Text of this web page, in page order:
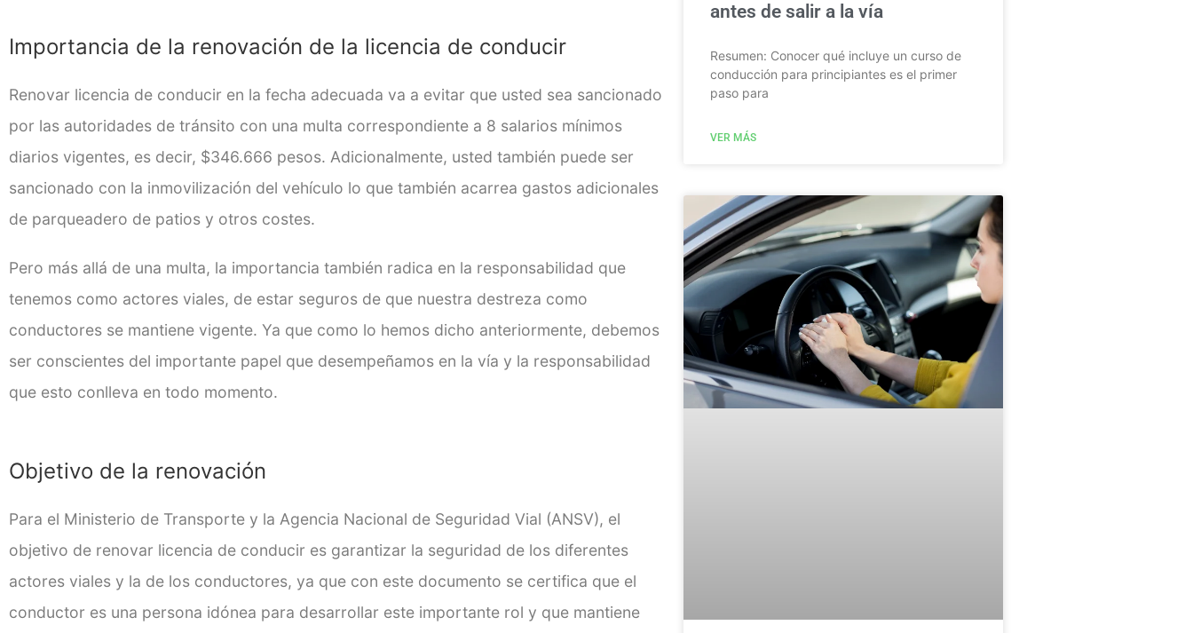
Importancia de la renovación de la licencia de conducir
Renovar licencia de conducir en la fecha adecuada va a evitar que usted sea sancionado
por las autoridades de tránsito con una multa correspondiente a 8 salarios mínimos
diarios vigentes, es decir, $346.666 pesos. Adicionalmente, usted también puede ser
sancionado con la inmovilización del vehículo lo que también acarrea gastos adicionales
de parqueadero de patios y otros costes.
Pero más allá de una multa, la importancia también radica en la responsabilidad que
tenemos como actores viales, de estar seguros de que nuestra destreza como
conductores se mantiene vigente. Ya que como lo hemos dicho anteriormente, debemos
ser conscientes del importante papel que desempeñamos en la vía y la responsabilidad
que esto conlleva en todo momento.
Objetivo de la renovación
Para el Ministerio de Transporte y la Agencia Nacional de Seguridad Vial (ANSV), el
objetivo de renovar licencia de conducir es garantizar la seguridad de los diferentes
actores viales y la de los conductores, ya que con este documento se certifica que el
conductor es una persona idónea para desarrollar este importante rol y que mantiene
antes de salir a la vía
Resumen: Conocer qué incluye un curso de
conducción para principiantes es el primer
paso para
VER MÁS